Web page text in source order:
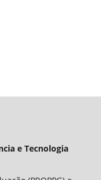
e Tecnologia